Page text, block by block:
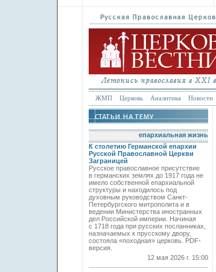
ЖМП Церковь Аналитика Новости
епархиальная жизнь
К столетию Германской епархии
Русской Православной Церкви
Заграницей
Русское православное присутствие
в германских землях до 1917 года не
имело собственной епархиальной
структуры и находилось под
духовным руководством Санкт-
Петербургского митрополита и в
ведении Министерства иностранных
дел Российской империи. Начиная
с 1718 года при русских посланниках,
назначаемых к прусскому двору,
состояла «походная» церковь. PDF-
версия.
12 мая 2026 г. 15:00